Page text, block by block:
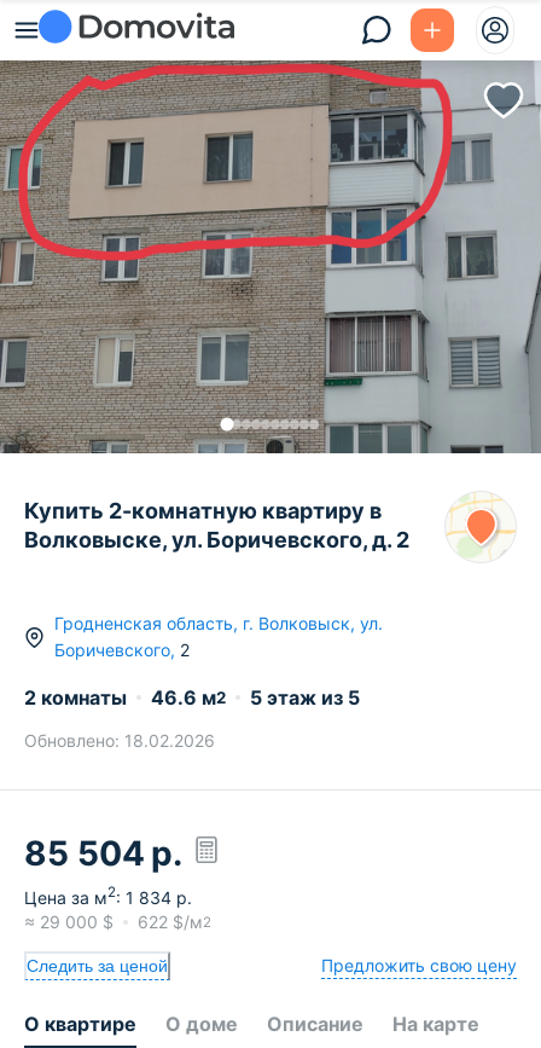
Купить 2-комнатную квартиру в
Волковыске, ул. Боричевского, д. 2
Гродненская область, г. Волковыск, ул.
Боричевского, 2
2 комнаты 46.6 м2 5 этаж из 5
Обновлено: 18.02.2026
85 504 р.
Цена за м2: 1 834 р.
≈ 29 000 $ 622 $/м2
Следить за ценой Предложить свою цену
О квартире О доме Описание На карте